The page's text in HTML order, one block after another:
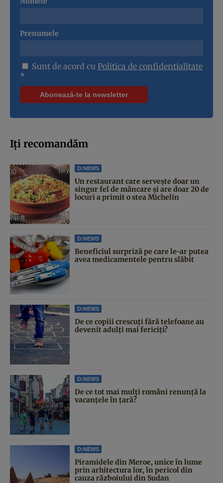
Prenumele
Sunt de acord cu Politica de confidentialitate
*
Iți recomandăm
D:NEWS
Un restaurant care servește doar un
singur fel de mâncare și are doar 20 de
locuri a primit o stea Michelin
D:NEWS
Beneficiul surpriză pe care le-ar putea
avea medicamentele pentru slăbit
D:NEWS
De ce copiii crescuți fără telefoane au
devenit adulți mai fericiți?
D:NEWS
De ce tot mai mulți români renunță la
vacanțele în țară?
D:NEWS
Piramidele din Meroe, unice în lume
prin arhitectura lor, în pericol din
cauza războiului din Sudan